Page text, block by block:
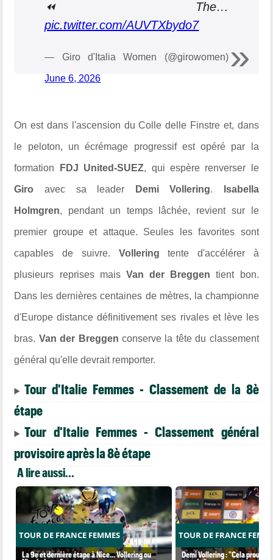
⏪ The…
pic.twitter.com/AUVTXbydo7
— Giro d'Italia Women (@girowomen)
June 6, 2026
On est dans l'ascension du Colle delle Finstre et, dans
le peloton, un écrémage progressif est opéré par la
formation FDJ United-SUEZ, qui espère renverser le
Giro avec sa leader Demi Vollering. Isabella
Holmgren, pendant un temps lâchée, revient sur le
premier groupe et attaque. Seules les favorites sont
capables de suivre. Vollering tente d'accélérer à
plusieurs reprises mais Van der Breggen tient bon.
Dans les dernières centaines de mètres, la championne
d'Europe distance définitivement ses rivales et lève les
bras. Van der Breggen conserve la tête du classement
général qu'elle devrait remporter.
Tour d'Italie Femmes - Classement de la 8è
étape
Tour d'Italie Femmes - Classement général
provisoire après la 8è étape
A lire aussi...
TOUR DE FRANCE FEMMES
La 9e et dernière étape à Nice... Vollering ou
TOUR DE FRANCE
Demi Vollering : "Cela prouve